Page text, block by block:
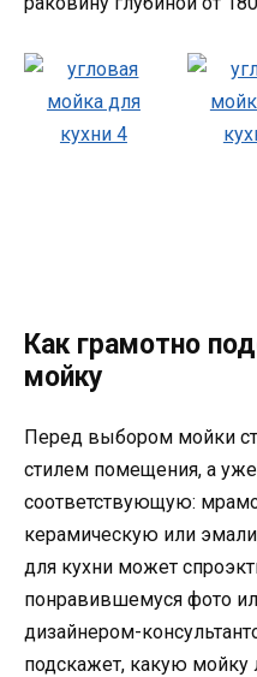
Как грамотно
мойку
Перед выбором мойки
стилем помещения, а
соответствующую:
керамическую или
для кухни может
понравившемуся фото
дизайнером-
подскажет, какую